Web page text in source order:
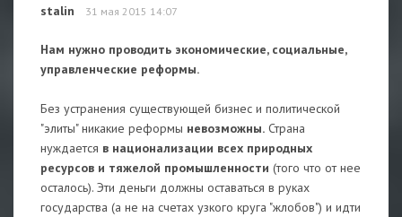
stalin 31 мая 2015 14:07
Нам нужно проводить экономические, социальные,
управленческие реформы.
Без устранения существующей бизнес и политической
"элиты" никакие реформы невозможны. Страна
нуждается в национализации всех природных
ресурсов и тяжелой промышленности (того что от нее
осталось). Эти деньги должны оставаться в руках
государства (а не на счетах узкого круга "жлобов") и идти